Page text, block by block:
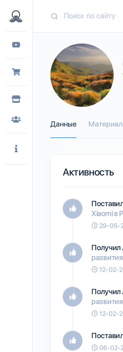
Данные
Активность
Xiaomi в
29-05-
Получил
12-02-
Получил
12-02-
06-02-